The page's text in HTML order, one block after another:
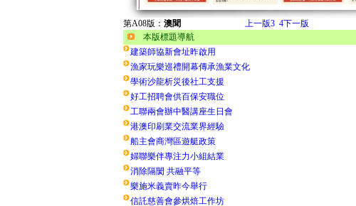
第A08版： 澳聞 上一版3 4下一版
本版標題導航
建築師協新會址昨啟用
漁家玩樂巡禮開幕傳承漁業文化
學術沙龍析災後社工支援
好工招聘會供百保安職位
工聯兩會辦中醫講座生日會
港澳印刷業交流業界經驗
船主會商灣區遊艇政策
婦聯樂伴專注力小組結業
消除隔閡 共融平等
樂施米義賣昨今舉行
信託慈善會參烘焙工作坊